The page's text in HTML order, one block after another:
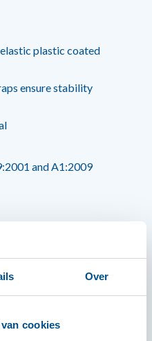
Over
cookies
plastic coated
ensure stability
and A1:2009